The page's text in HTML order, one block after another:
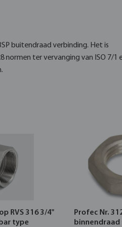
buitendraad verbinding. Het is
normen ter vervanging van ISO 7/1
RVS 316 3/4"
type
Profec Nr.
binnendraad